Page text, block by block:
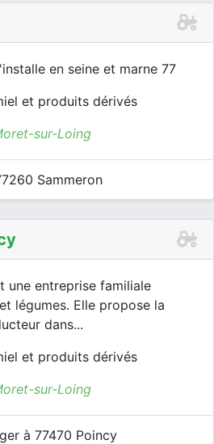
en seine et marne 77
et produits dérivés
sur-Loing
Sammeron
une entreprise familiale
légumes. Elle propose la
dans...
et produits dérivés
sur-Loing
à 77470 Poincy